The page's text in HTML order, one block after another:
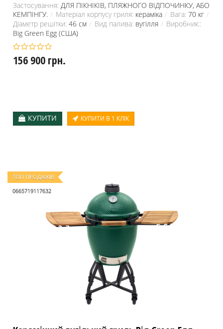
Застосування: ДЛЯ ПІКНІКІВ, ПЛЯЖНОГО ВІДПОЧИНКУ, АБО
КЕМПІНГУ.
Матеріал корпусу гриля: кераміка Вага: 70 кг
Діаметр решітки: 46 см Вид палива: вугілля
Виробник::
Big Green Egg (США)
156 900 грн.
КУПИТИ КУПИТИ В 1 КЛІК
ТОП ПРОДАЖІВ
0665719117632